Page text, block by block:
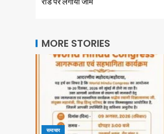
MORE STORIES
समाचार